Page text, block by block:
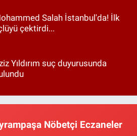
Salah İstanbul'da! İlk
çektirdi...
Yıldırım suç duyurusunda
Nöbetçi Eczaneler